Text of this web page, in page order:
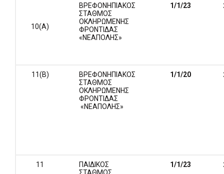
10(Α)
ΒΡΕΦΟΝΗΠΙΑΚΟΣ
ΣΤΑΘΜΟΣ
ΟΚΛΗΡΩΜΕΝΗΣ
ΦΡΟΝΤΙΔΑΣ
«ΝΕΑΠΟΛΗΣ»
1/1/23
11(Β)
ΒΡΕΦΟΝΗΠΙΑΚΟΣ
ΣΤΑΘΜΟΣ
ΟΚΛΗΡΩΜΕΝΗΣ
ΦΡΟΝΤΙΔΑΣ
«ΝΕΑΠΟΛΗΣ»
1/1/20
11
ΠΑΙΔΙΚΟΣ
1/1/23